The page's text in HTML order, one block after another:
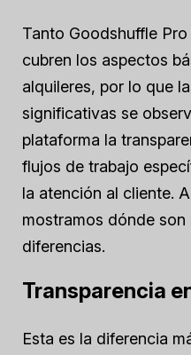
Tanto Goodshuffle
cubren los aspectos
alquileres, por lo que
significativas se
plataforma la
flujos de trabajo
la atención al cliente.
mostramos dónde son
diferencias.
Transparencia
Esta es la diferencia